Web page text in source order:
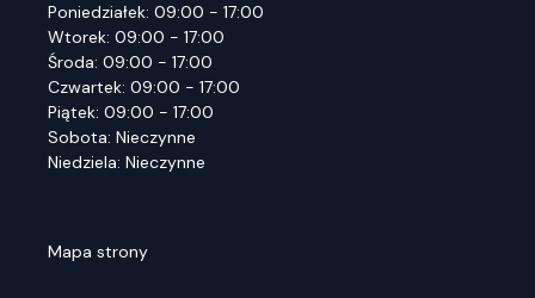
Poniedziałek: 09:00 - 17:00
Wtorek: 09:00 - 17:00
Środa: 09:00 - 17:00
Czwartek: 09:00 - 17:00
Piątek: 09:00 - 17:00
Sobota: Nieczynne
Niedziela: Nieczynne
Mapa strony